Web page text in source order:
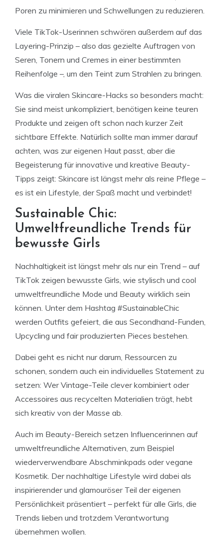
Poren zu minimieren und Schwellungen zu reduzieren.
Viele TikTok-Userinnen schwören außerdem auf das
Layering-Prinzip – also das gezielte Auftragen von
Seren, Tonern und Cremes in einer bestimmten
Reihenfolge –, um den Teint zum Strahlen zu bringen.
Was die viralen Skincare-Hacks so besonders macht:
Sie sind meist unkompliziert, benötigen keine teuren
Produkte und zeigen oft schon nach kurzer Zeit
sichtbare Effekte. Natürlich sollte man immer darauf
achten, was zur eigenen Haut passt, aber die
Begeisterung für innovative und kreative Beauty-
Tipps zeigt: Skincare ist längst mehr als reine Pflege –
es ist ein Lifestyle, der Spaß macht und verbindet!
Sustainable Chic:
Umweltfreundliche Trends für
bewusste Girls
Nachhaltigkeit ist längst mehr als nur ein Trend – auf
TikTok zeigen bewusste Girls, wie stylisch und cool
umweltfreundliche Mode und Beauty wirklich sein
können. Unter dem Hashtag #SustainableChic
werden Outfits gefeiert, die aus Secondhand-Funden,
Upcycling und fair produzierten Pieces bestehen.
Dabei geht es nicht nur darum, Ressourcen zu
schonen, sondern auch ein individuelles Statement zu
setzen: Wer Vintage-Teile clever kombiniert oder
Accessoires aus recycelten Materialien trägt, hebt
sich kreativ von der Masse ab.
Auch im Beauty-Bereich setzen Influencerinnen auf
umweltfreundliche Alternativen, zum Beispiel
wiederverwendbare Abschminkpads oder vegane
Kosmetik. Der nachhaltige Lifestyle wird dabei als
inspirierender und glamouröser Teil der eigenen
Persönlichkeit präsentiert – perfekt für alle Girls, die
Trends lieben und trotzdem Verantwortung
übernehmen wollen.